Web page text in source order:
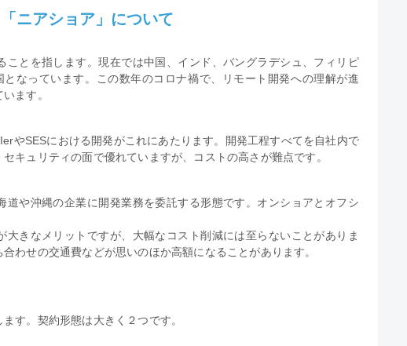
ニアショア」について
ことを指します。現在では中国、インド、バングラデシュ、フィリピ
なっています。この数年のコロナ禍で、リモート開発への理解が進
ます。
やSESにおける開発がこれにあたります。開発工程すべてを自社内で
キュリティの面で優れていますが、コストの高さが難点です。
や沖縄の企業に開発業務を委託する形態です。オンショアとオフシ
大きなメリットですが、大幅なコスト削減には至らないことがありま
わせの交通費などが思いのほか高額になることがあります。
す。契約形態は大きく２つです。